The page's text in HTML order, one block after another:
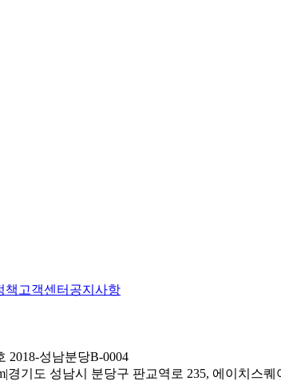
책 고객센터 공지사항
2018-성남분당B-0004
|경기도 성남시 분당구 판교역로 235, 에이치스퀘